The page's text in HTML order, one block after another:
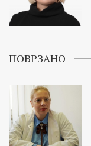
ПОВРЗАНО